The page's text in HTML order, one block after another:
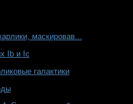
маскировав...
Ib и Ic
галактики